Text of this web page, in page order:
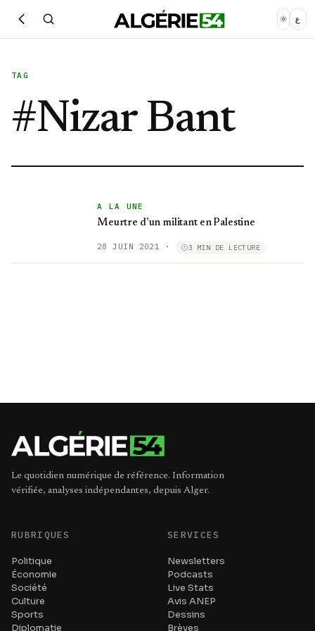
ع
TAG
#Nizar Bant
A LA UNE
Meurtre d’un militant en Palestine
28 JUIN 2021 · 3 MIN DE LECTURE
Le quotidien numérique de référence. Information
vérifiée, analyses indépendantes, depuis Alger.
RUBRIQUES
Politique
Économie
Société
Culture
Sports
Diplomatie
SERVICES
Newsletters
Podcasts
Live Stats
Avis ANEP
Dessins
Brèves